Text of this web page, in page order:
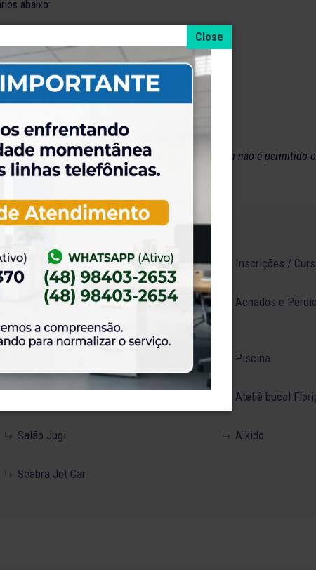
abaixo:
e toalhas) no interior da secretaria. Também não é permitido
Carteira Social Inscrições /
Reservas / Quadras de Tênis/ Squash/
Achados e
Piscina
Ateliê bucal
Salão Jugi Aikido
Seabra Jet Car